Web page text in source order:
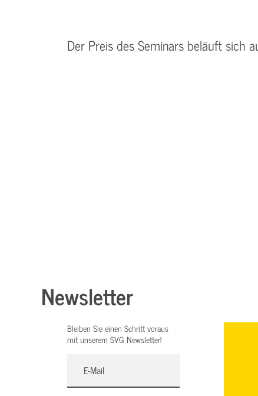
Der Preis des Seminars beläuft
Newsletter
Bleiben Sie einen Schritt voraus
mit unserem SVG Newsletter!